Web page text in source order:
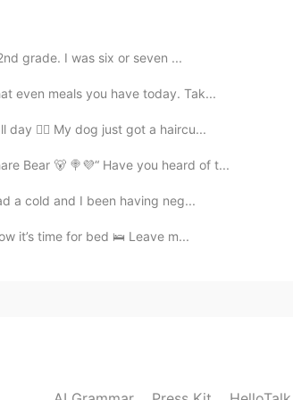
네일 리무버 쏟았을 때 미안 술 따르
나 웃어요😜😜😜💕💕💕
2019.06.07 17:12
grade. I was six or seven ...
even meals you have today. Tak...
😮‍💨 My dog just got a haircu...
Bear 🐻 🍭💜“ Have you heard of t...
a cold and I been having neg...
it’s time for bed 🛌 Leave m...